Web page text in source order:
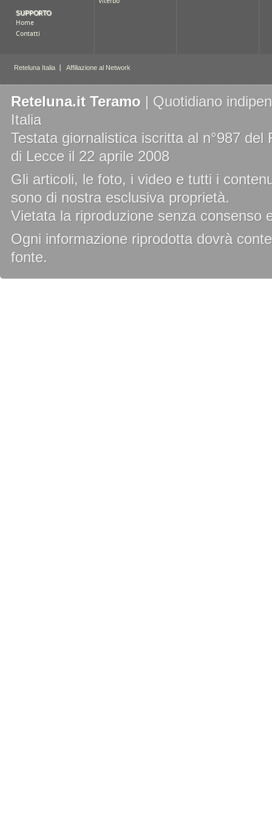
Reteluna.it Teramo | Quotidiano
Italia
Testata giornalistica iscritta al n°987
di Lecce il 22 aprile 2008
Gli articoli, le foto, i video e tutti i
sono di nostra esclusiva proprietà.
Vietata la riproduzione senza consenso
Ogni informazione riprodotta dovrà
fonte.